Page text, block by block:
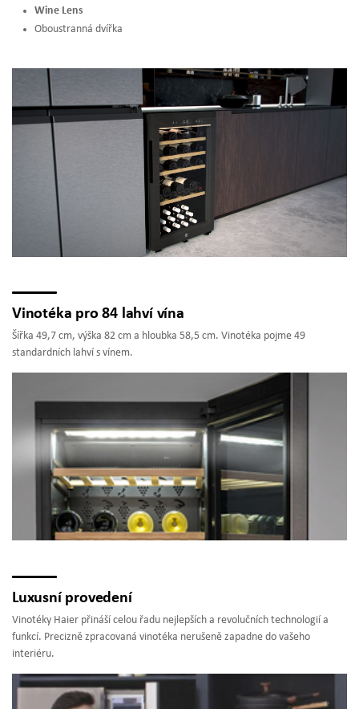
Wine Lens
Oboustranná dvířka
Vinotéka pro 84 lahví vína
Šířka 49,7 cm, výška 82 cm a hloubka 58,5 cm. Vinotéka pojme 49
standardních lahví s vínem.
Luxusní provedení
Vinotéky Haier přináší celou řadu nejlepších a revolučních technologií a
funkcí. Precizně zpracovaná vinotéka nerušeně zapadne do vašeho
interiéru.